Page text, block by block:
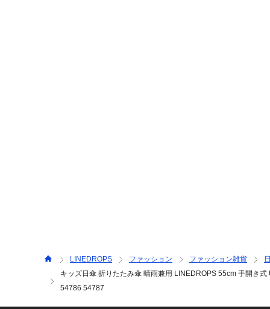
LINEDROPS ファッション ファッション雑貨
キッズ日傘 折りたたみ傘 晴雨兼用 LINEDROPS 55cm 手開き
54786 54787